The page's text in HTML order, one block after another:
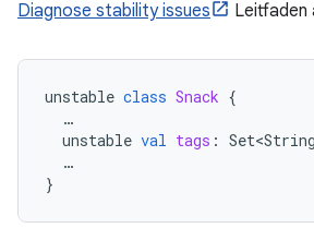
Diagnose stability issues Leitfaden
unstable class Snack {
…
unstable val tags :
…
}